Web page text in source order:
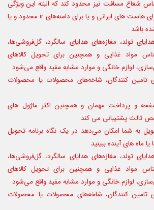
شعاع مسافت نیز محدود کند که البته این ویژگی
احتمالا از سمت گوگل برای هاست های ایرانی و یا برای دامنه‌‌های ir محدود و یا
باشد
تولد، مغازه‌های هدایای سالگرد، گل‌فروشی‌ها،
مواد غذایی و همچنین برای تحویل کالاهای
لوازم خانگی و موارد مشابه مفید واقع می‌شود
تامین کنندگان، شاخه‌های محصولات یا محصولات
و پرداخت مهمان و همچنین اکثر ماژول های
پشتیبانی می کند
به شما امکان می‌دهد در یک نگاه برنامه تحویل
ماه های آینده ببینید
تولد، مغازه‌های هدایای سالگرد، گل‌فروشی‌ها،
مواد غذایی و همچنین برای تحویل کالاهای
لوازم خانگی و موارد مشابه مفید واقع می‌شود
تامین کنندگان، شاخه‌های محصولات یا محصولات